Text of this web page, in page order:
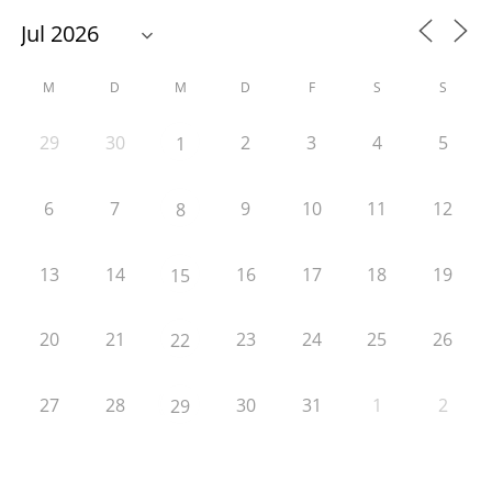
M D M D F S S
29 30 1 2 3 4 5
6 7 8 9 10 11 12
13 14 15 16 17 18 19
20 21 22 23 24 25 26
27 28 29 30 31 1 2